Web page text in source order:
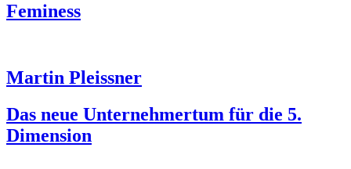
Feminess
Martin Pleissner
Das neue Unternehmertum für die 5.
Dimension